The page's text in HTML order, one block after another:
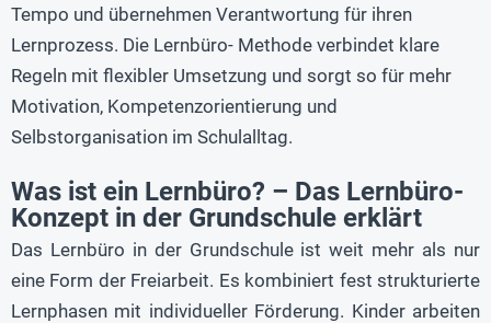
Tempo und übernehmen Verantwortung für ihren
Lernprozess. Die Lernbüro- Methode verbindet klare
Regeln mit flexibler Umsetzung und sorgt so für mehr
Motivation, Kompetenzorientierung und
Selbstorganisation im Schulalltag.
Was ist ein Lernbüro? – Das Lernbüro-
Konzept in der Grundschule erklärt
Das Lernbüro in der Grundschule ist weit mehr als nur
eine Form der Freiarbeit. Es kombiniert fest strukturierte
Lernphasen mit individueller Förderung. Kinder arbeiten